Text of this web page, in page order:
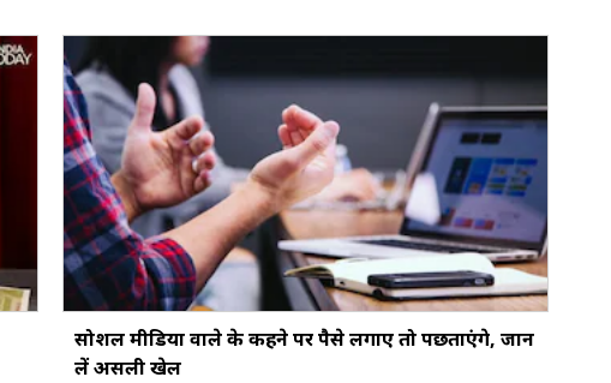
सोशल मीडिया वाले के कहने पर पैसे लगाए तो पछताएंगे, जान
लें असली खेल